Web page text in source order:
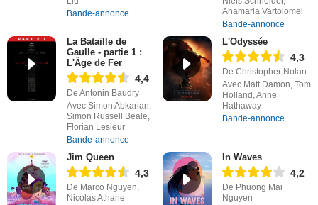
Bande-annonce
Anamaria Vartolomei
Bande-annonce
La Bataille de
Gaulle - partie 1 :
L'Âge de Fer
4,4
De Antonin Baudry
Avec Simon Abkarian,
Simon Russell Beale,
Florian Lesieur
Bande-annonce
L'Odyssée
4,3
De Christopher Nolan
Avec Matt Damon, Tom
Holland, Anne
Hathaway
Bande-annonce
Jim Queen
4,3
De Marco Nguyen,
Nicolas Athane
In Waves
4,2
De Phuong Mai
Nguyen